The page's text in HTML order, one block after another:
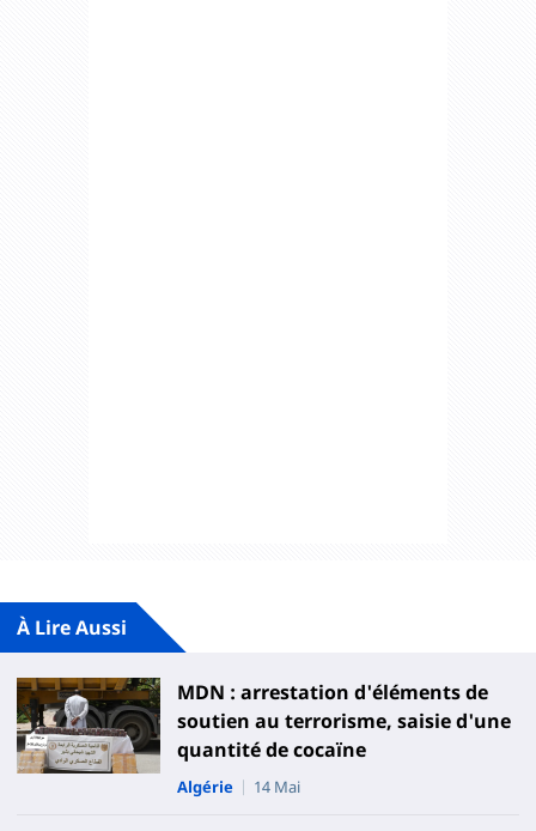
À Lire Aussi
MDN : arrestation d'éléments de
soutien au terrorisme, saisie d'une
quantité de cocaïne
Algérie 14 Mai